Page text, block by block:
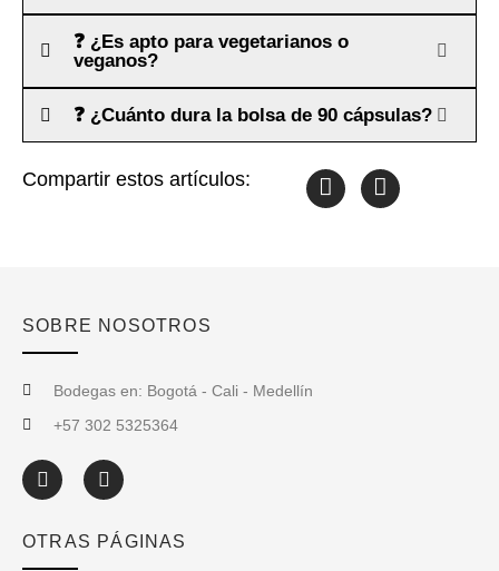
❓ ¿Es apto para vegetarianos o
veganos?
❓ ¿Cuánto dura la bolsa de 90 cápsulas?
Compartir estos artículos:
SOBRE NOSOTROS
Bodegas en: Bogotá - Cali - Medellín
+57 302 5325364
OTRAS PÁGINAS